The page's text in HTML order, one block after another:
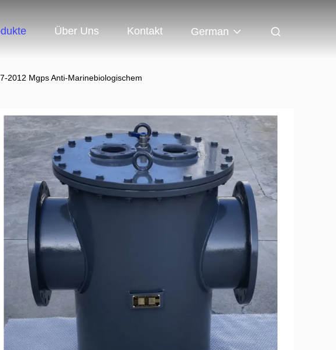
Über Uns Kontakt German
2012 Mgps Anti-Marinebiologischem